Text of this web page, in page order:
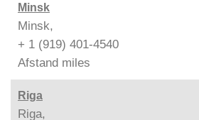
Minsk
Minsk,
+ 1 (919) 401-4540
Afstand miles
Riga
Riga,